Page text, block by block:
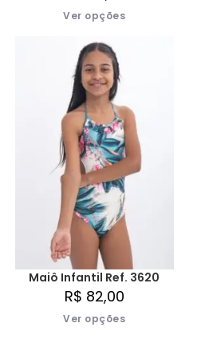
Ver opções
Maiô Infantil Ref. 3620
R$ 82,00
Ver opções